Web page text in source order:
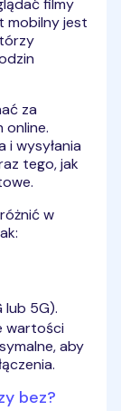
filmy
mobilny jest
za
wysyłania
tego, jak
w
lub 5G).
wartości
aby
bez?